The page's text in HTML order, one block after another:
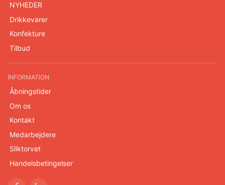
NYHEDER
Drikkevarer
Konfekture
Tilbud
INFORMATION
Åbningstider
Om os
Kontakt
Medarbejdere
Sliktorvet
Handelsbetingelser